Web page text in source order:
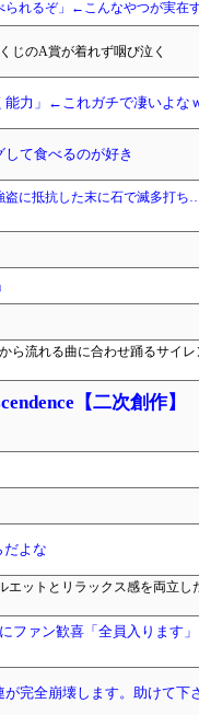
られるぞ」←こんなやつが実在
じのA賞が着れず咽び泣く
能力」←これガチで凄いよな
て食べるのが好き
に抵抗した末に石で滅多打
ら流れる曲に合わせ踊るサイ
【二次創作
だよな
ットとリラックス感を両立し
ファン歓喜「全員入ります
完全崩壊します。助けて下